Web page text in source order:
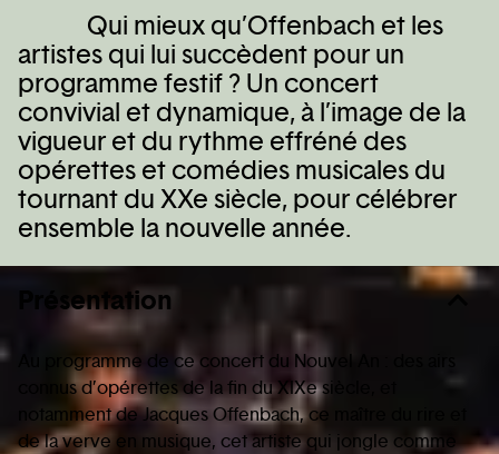
Qui mieux qu’Offenbach et les
artistes qui lui succèdent pour un
programme festif ? Un concert
convivial et dynamique, à l’image de la
vigueur et du rythme effréné des
opérettes et comédies musicales du
tournant du XXe siècle, pour célébrer
ensemble la nouvelle année.
Présentation
Au programme de ce concert du Nouvel An : des airs
connus d’opérettes de la fin du XIXe siècle, et
notamment de Jacques Offenbach, ce maître du rire et
de la verve en musique, cet artiste qui jongle comme